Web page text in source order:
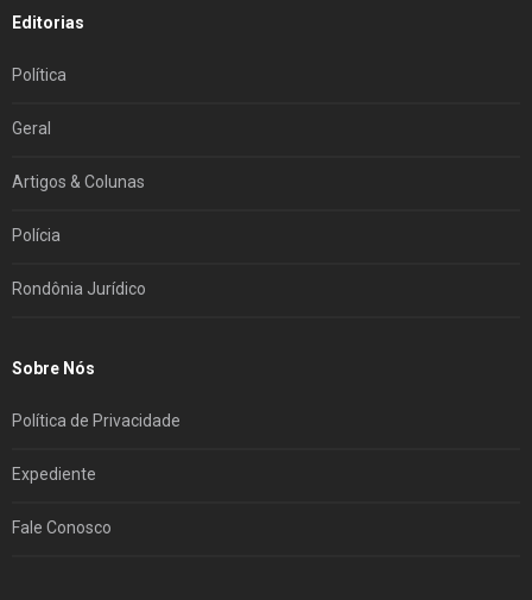
Editorias
Política
Geral
Artigos & Colunas
Polícia
Rondônia Jurídico
Sobre Nós
Política de Privacidade
Expediente
Fale Conosco